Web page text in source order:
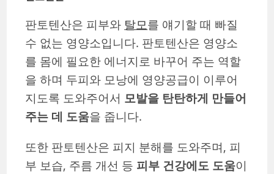
판토텐산은 피부와 탈모를 얘기할 때 빠질
수 없는 영양소입니다. 판토텐산은 영양소
를 몸에 필요한 에너지로 바꾸어 주는 역할
을 하며 두피와 모낭에 영양공급이 이루어
지도록 도와주어서 모발을 탄탄하게 만들어
주는 데 도움을 줍니다.
또한 판토텐산은 피지 분해를 도와주며, 피
부 보습, 주름 개선 등 피부 건강에도 도움이